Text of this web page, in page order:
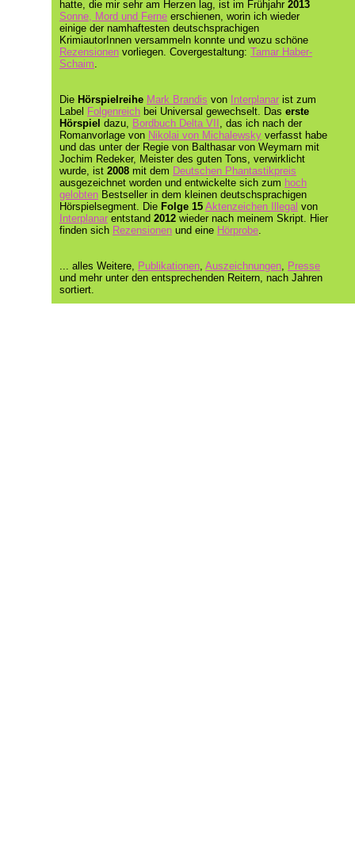
hatte, die mir sehr am Herzen lag, ist im Frühjahr 2013
Sonne, Mord und Ferne erschienen, worin ich wieder
einige der namhaftesten deutschsprachigen
KrimiautorInnen versammeln konnte und wozu schöne
Rezensionen vorliegen. Covergestaltung: Tamar Haber-
Schaim
Die Hörspielreihe Mark Brandis von Interplanar ist zum
Label Folgenreich bei Universal gewechselt. Das erste
Hörspiel dazu, Bordbuch Delta VII , das ich nach der
Romanvorlage von Nikolai von Michalewsky verfasst habe
und das unter der Regie von Balthasar von Weymarn mit
Jochim Redeker, Meister des guten Tons, verwirklicht
wurde, ist 2008 mit dem Deutschen Phantastikpreis
ausgezeichnet worden und entwickelte sich zum hoch
gelobten Bestseller in dem kleinen deutschsprachigen
Hörspielsegment. Die Folge 15 Aktenzeichen Illegal von
Interplanar entstand 2012 wieder nach meinem Skript. Hier
finden sich Rezensionen und eine Hörprobe
... alles Weitere, Publikationen Auszeichnungen Presse
und mehr unter den entsprechenden Reitern, nach Jahren
sortiert.